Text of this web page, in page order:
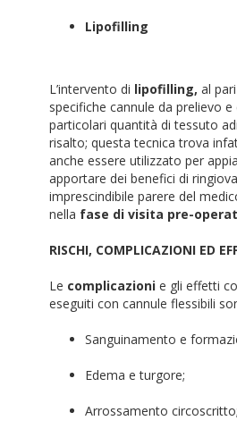
Lipofilling
L’intervento di lipofilling, al
specifiche cannule da prelievo
particolari quantità di tessuto
risalto; questa tecnica trova
anche essere utilizzato per
apportare dei benefici di
imprescindibile parere del
nella fase di visita pre-
RISCHI, COMPLICAZIONI ED
Le complicazioni e gli effetti
eseguiti con cannule flessibili
Sanguinamento e
Edema e turgore;
Arrossamento circoscritto;